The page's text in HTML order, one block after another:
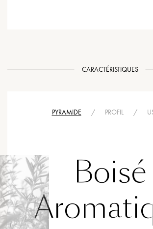
CARACTÉRISTIQUES
PYRAMIDE / PROFIL /
Boisé